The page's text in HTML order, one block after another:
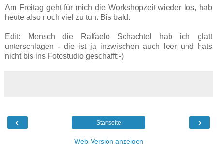
Am Freitag geht für mich die Workshopzeit wieder los, hab
heute also noch viel zu tun. Bis bald.
Edit: Mensch die Raffaelo Schachtel hab ich glatt
unterschlagen - die ist ja inzwischen auch leer und hats
nicht bis ins Fotostudio geschafft:-)
‹ ›
Startseite
Web-Version anzeigen